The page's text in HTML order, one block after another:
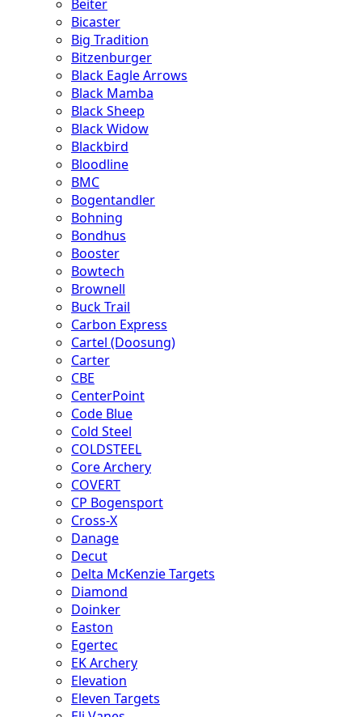
Beiter
Bicaster
Big Tradition
Bitzenburger
Black Eagle Arrows
Black Mamba
Black Sheep
Black Widow
Blackbird
Bloodline
BMC
Bogentandler
Bohning
Bondhus
Booster
Bowtech
Brownell
Buck Trail
Carbon Express
Cartel (Doosung)
Carter
CBE
CenterPoint
Code Blue
Cold Steel
COLDSTEEL
Core Archery
COVERT
CP Bogensport
Cross-X
Danage
Decut
Delta McKenzie Targets
Diamond
Doinker
Easton
Egertec
EK Archery
Elevation
Eleven Targets